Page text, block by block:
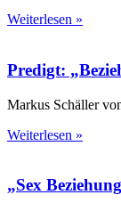
Weiterlesen »
Predigt:
Markus Schäller
Weiterlesen »
„Sex